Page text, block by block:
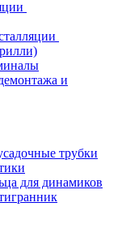
и
трубки
для динамиков